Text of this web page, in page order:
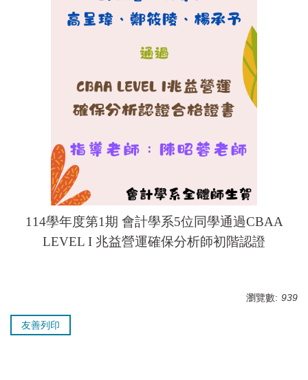
114學年度第1期 會計學系5位同學通過CBAA
LEVEL I 兆益營運確保分析師初階認證
瀏覽數: 939
友善列印